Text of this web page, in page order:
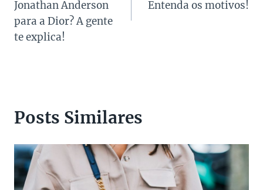
Post
Jonathan Anderson
para a Dior? A gente
te explica!
Entenda os motivos!
Posts Similares